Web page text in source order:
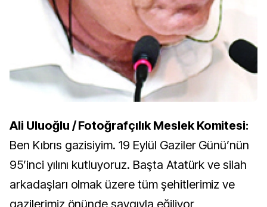
Ali Uluoğlu / Fotoğrafçılık Meslek Komitesi:
Ben Kıbrıs gazisiyim. 19 Eylül Gaziler Günü’nün
95’inci yılını kutluyoruz. Başta Atatürk ve silah
arkadaşları olmak üzere tüm şehitlerimiz ve